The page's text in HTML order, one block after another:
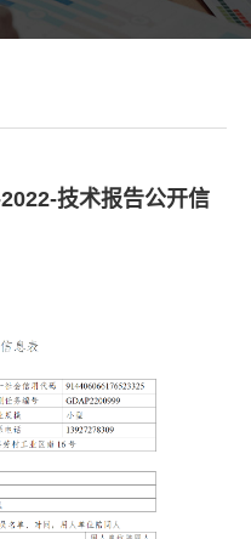
技术报告公开信